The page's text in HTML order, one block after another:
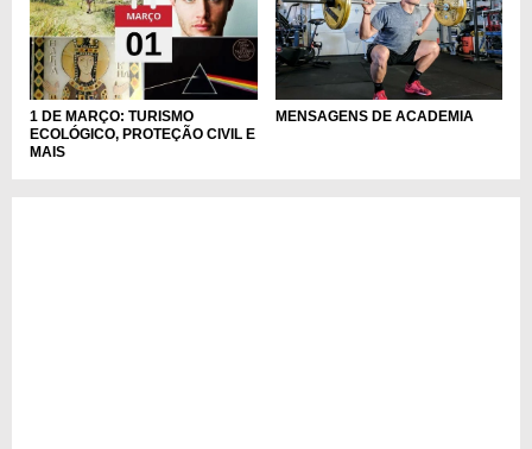
1 DE MARÇO: TURISMO
ECOLÓGICO, PROTEÇÃO CIVIL E
MAIS
MENSAGENS DE ACADEMIA